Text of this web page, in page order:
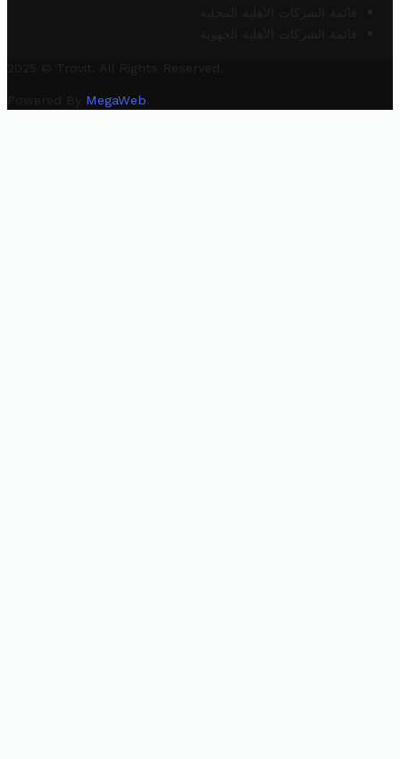
قائمة الشركات الأهلية المحلية
قائمة الشركات الأهلية الجهوية
2025 © Trovit. All Rights Reserved.
Powered By MegaWeb